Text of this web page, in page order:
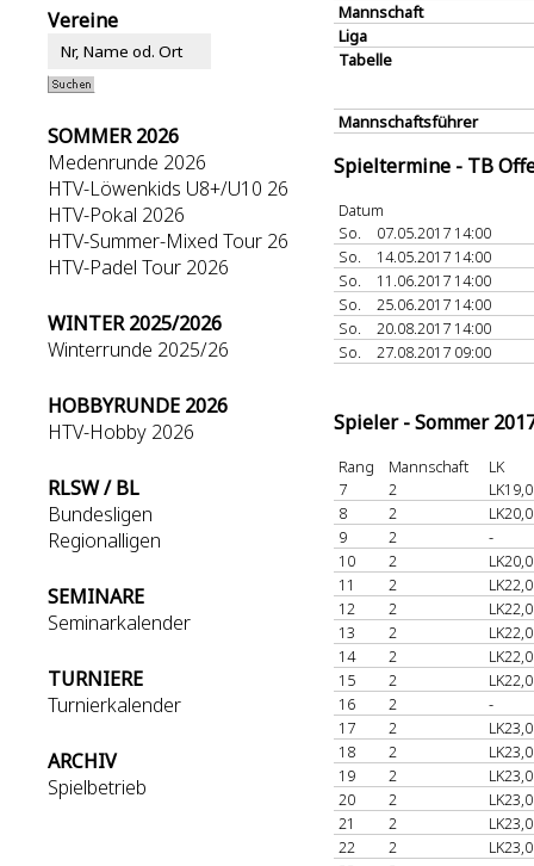
Vereine
SOMMER 2026
Medenrunde 2026
HTV-Löwenkids U8+/U10 26
HTV-Pokal 2026
HTV-Summer-Mixed Tour 26
HTV-Padel Tour 2026
WINTER 2025/2026
Winterrunde 2025/26
HOBBYRUNDE 2026
HTV-Hobby 2026
RLSW / BL
Bundesligen
Regionalligen
SEMINARE
Seminarkalender
TURNIERE
Turnierkalender
ARCHIV
Spielbetrieb
Mannschaft
Liga
Tabelle
Mannschaftsführer
Spieltermine - TB
Datum
So.
07.05.2017 14:00
So.
14.05.2017 14:00
So.
11.06.2017 14:00
So.
25.06.2017 14:00
So.
20.08.2017 14:00
So.
27.08.2017 09:00
Spieler - Sommer
Rang Mannschaft
LK
7
2
LK19,0
8
2
LK20,0
9
2
-
10
2
LK20,0
11
2
LK22,0
12
2
LK22,0
13
2
LK22,0
14
2
LK22,0
15
2
LK22,0
16
2
-
17
2
LK23,0
18
2
LK23,0
19
2
LK23,0
20
2
LK23,0
21
2
LK23,0
22
2
LK23,0